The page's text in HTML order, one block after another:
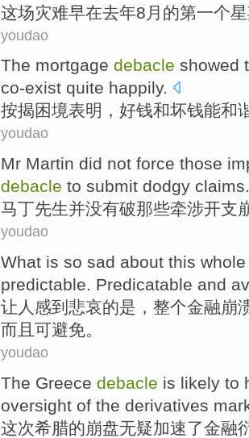
这场灾难早在去年8月 的第一个
youdao
The mortgage debacle showed
co-exist quite happily.
按揭困境表明 ， 好钱和坏钱能和
youdao
Mr Martin did not force those
debacle to submit dodgy claims.
马丁先生并没有破那些牵涉开支
youdao
What is so sad about this whole
predictable. Predicatable and
让人 感到 悲哀的是 ， 整个金融崩
而且 可避免。
youdao
The Greece debacle is likely to
oversight of the derivatives
这次希腊的崩盘无疑加速了金融